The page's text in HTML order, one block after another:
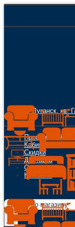
г. Луганск,
Программа
Кабинет
Скидки
Доставка
Оплата
Контакты